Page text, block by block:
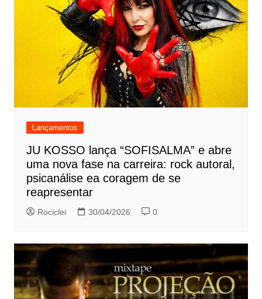
Lançamentos
JU KOSSO lança “SOFISALMA” e abre
uma nova fase na carreira: rock autoral,
psicanálise ea coragem de se
reapresentar
Rociclei 30/04/2026 0